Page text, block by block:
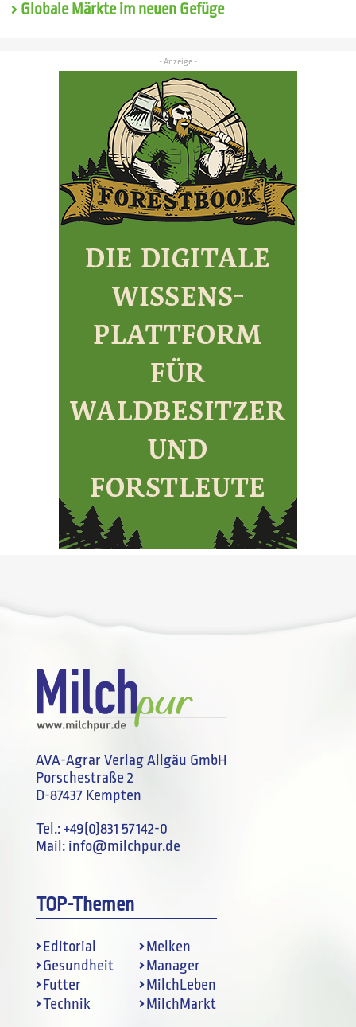
Globale Märkte im neuen Gefüge
AVA-Agrar Verlag Allgäu GmbH
Porschestraße 2
D-87437 Kempten
Tel.:+49(0)831 57142-0
Mail: info@milchpur.de
TOP-Themen
Editorial
Gesundheit
Futter
Technik
Melken
Manager
MilchLeben
MilchMarkt